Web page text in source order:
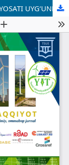
DAVLATNING FISKAL VA MONETAR SIYOSATI UYG‘UNLIGINING IQTISODIY XAVFSIZLIKKA TA’SIRINI BAHOLASH